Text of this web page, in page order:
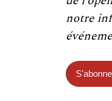
notre